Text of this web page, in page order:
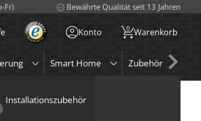
Fr) Bewährte Qualität seit 13 Jahren
Konto 0 Warenkorb
Bodeneinbauleuchten
Loxone
Smart Home Zubehör
Installationszubehör